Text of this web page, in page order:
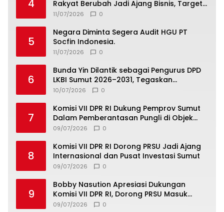
4
Rakyat Berubah Jadi Ajang Bisnis, Target
300 Ribu Pengunjung Tinggal Slogan”
11/07/2026 0
5
Negara Diminta Segera Audit HGU PT
Socfin Indonesia.
11/07/2026 0
6
Bunda Yin Dilantik sebagai Pengurus DPD
LKBI Sumut 2026–2031, Tegaskan
Komitmen Perkuat Toleransi dan
10/07/2026 0
7
Komisi VII DPR RI Dukung Pemprov Sumut
Dalam Pemberantasan Pungli di Objek
Wisata
09/07/2026 0
8
Komisi VII DPR RI Dorong PRSU Jadi Ajang
Internasional dan Pusat Investasi Sumut
09/07/2026 0
9
Bobby Nasution Apresiasi Dukungan
Komisi VII DPR RI, Dorong PRSU Masuk
Kalender Event Nasional
09/07/2026 0